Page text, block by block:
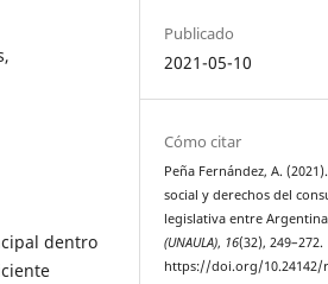
dentro
Publicado
2021-05-10
Cómo citar
Peña Fernández, A.
social y derechos del
legislativa entre
(UNAULA), 16(32), 249–272.
https://doi.org/10.24142/